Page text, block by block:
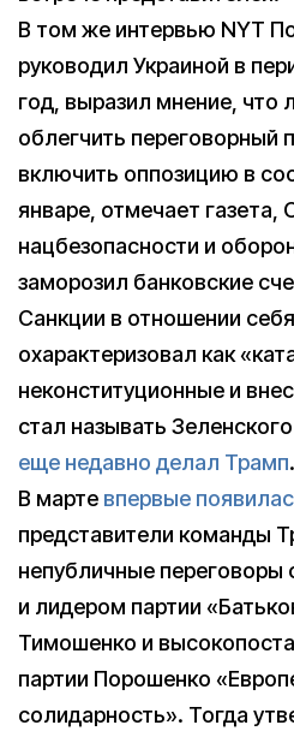
В том же интервью NYT
руководил Украиной в
год, выразил мнение, что
облегчить переговорный
включить оппозицию в
январе, отмечает газета,
нацбезопасности и
заморозил банковские
Санкции в отношении
охарактеризовал как
неконституционные и
стал называть
еще недавно делал Трамп.
В марте впервые
представители команды
непубличные
и лидером партии
Тимошенко и
партии Порошенко
солидарность». Тогда